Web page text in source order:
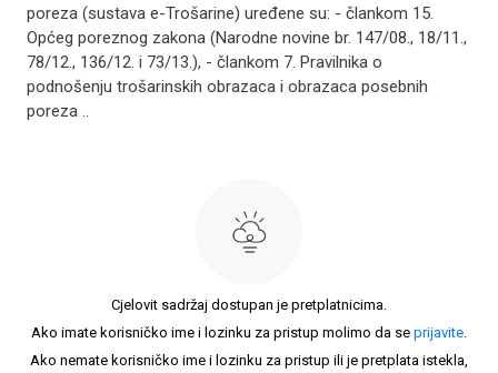
poreza (sustava e-Trošarine) uređene su: - člankom 15.
Općeg poreznog zakona (Narodne novine br. 147/08., 18/11.,
78/12., 136/12. i 73/13.), - člankom 7. Pravilnika o
podnošenju trošarinskih obrazaca i obrazaca posebnih
poreza ..
Cjelovit sadržaj dostupan je pretplatnicima.
Ako imate korisničko ime i lozinku za pristup molimo da se prijavite.
Ako nemate korisničko ime i lozinku za pristup ili je pretplata istekla,